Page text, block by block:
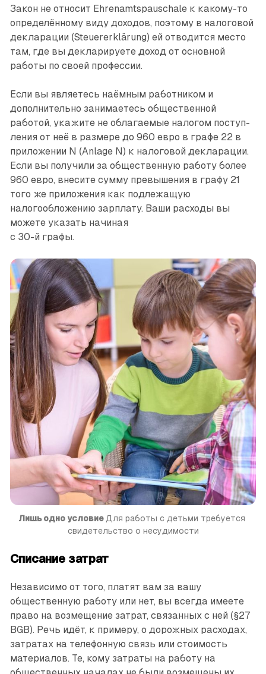
Закон не относит Ehrenamtspauschale к какому-то
определённому виду доходов, поэтому в налоговой
декларации ­(Steuererklärung) ей отводится место
там, где вы декларируете доход от основной
работы по своей профессии.
Если вы являетесь наёмным работником и
дополнительно занимаетесь общественной
работой, укажите не облагаемые налогом поступ­
ления от неё в размере до 960 евро в графе 22 в
приложении N (Anlage N) к налоговой декларации.
Если вы получили за общественную работу более
960 евро, внесите сумму превышения в графу 21
того же приложения как подлежащую
налогообложению зарплату. Ваши расходы вы
можете указать начиная
с 30-й графы.
Лишь одно условие Для работы с детьми требуется
свидетельство о несудимости
Списание затрат
Независимо от того, платят вам за вашу
общественную работу или нет, вы всегда имеете
право на возмещение затрат, связанных с ней (§27
BGB). Речь идёт, к примеру, о дорожных расходах,
затратах на телефонную связь или стоимость
материалов. Те, кому затраты на работу на